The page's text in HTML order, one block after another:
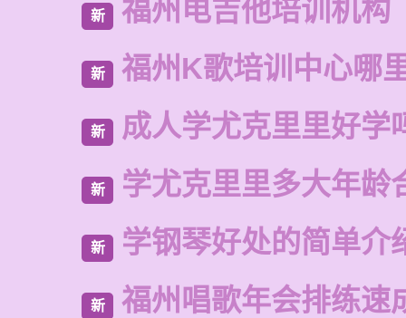
新 福州电吉他培训机构
新 福州K歌培训中心哪
新 成人学尤克里里好学
新 学尤克里里多大年龄
新 学钢琴好处的简单介
新 福州唱歌年会排练速